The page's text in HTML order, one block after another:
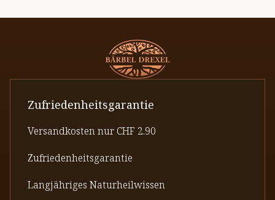
Zufriedenheitsgarantie
Versandkosten nur CHF 2.90
Zufriedenheitsgarantie
Langjähriges Naturheilwissen